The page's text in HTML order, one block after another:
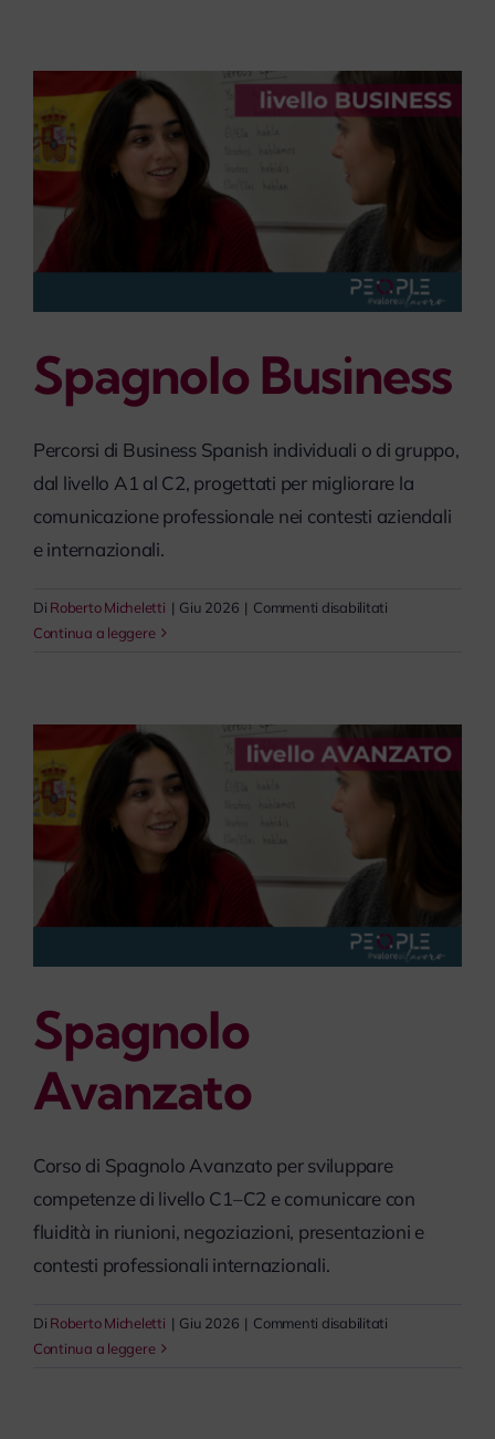
Spagnolo Business
Percorsi di Business Spanish individuali o di gruppo,
dal livello A1 al C2, progettati per migliorare la
comunicazione professionale nei contesti aziendali
e internazionali.
Di Roberto Micheletti | Giu 2026 | Commenti disabilitatisu
Continua a leggere
Spagnolo
Avanzato
Corso di Spagnolo Avanzato per sviluppare
competenze di livello C1–C2 e comunicare con
fluidità in riunioni, negoziazioni, presentazioni e
contesti professionali internazionali.
Di Roberto Micheletti | Giu 2026 | Commenti disabilitatisu
Continua a leggere